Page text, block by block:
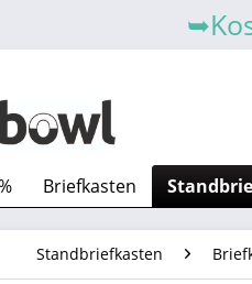
Briefkasten
Standbriefkasten